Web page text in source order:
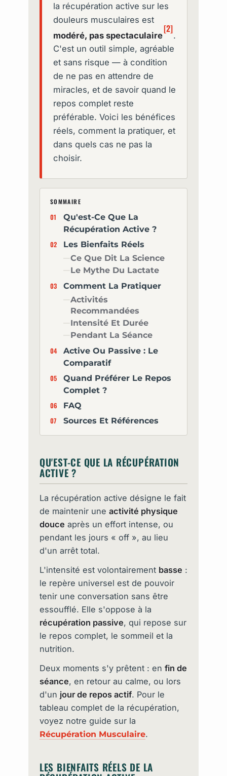
la récupération active sur les
douleurs musculaires est
modéré, pas spectaculaire
[2]
.
C'est un outil simple, agréable
et sans risque — à condition
de ne pas en attendre de
miracles, et de savoir quand le
repos complet reste
préférable. Voici les bénéfices
réels, comment la pratiquer, et
dans quels cas ne pas la
choisir.
SOMMAIRE
Qu'est-Ce Que La
Récupération Active ?
Les Bienfaits Réels
Ce Que Dit La Science
Le Mythe Du Lactate
Comment La Pratiquer
Activités
Recommandées
Intensité Et Durée
Pendant La Séance
Active Ou Passive : Le
Comparatif
Quand Préférer Le Repos
Complet ?
FAQ
Sources Et Références
QU'EST-CE QUE LA RÉCUPÉRATION
ACTIVE ?
La récupération active désigne le fait
de maintenir une activité physique
douce après un effort intense, ou
pendant les jours « off », au lieu
d'un arrêt total.
L'intensité est volontairement basse :
le repère universel est de pouvoir
tenir une conversation sans être
essoufflé. Elle s'oppose à la
récupération passive, qui repose sur
le repos complet, le sommeil et la
nutrition.
Deux moments s'y prêtent : en fin de
séance, en retour au calme, ou lors
d'un jour de repos actif. Pour le
tableau complet de la récupération,
voyez notre guide sur la
Récupération Musculaire.
LES BIENFAITS RÉELS DE LA